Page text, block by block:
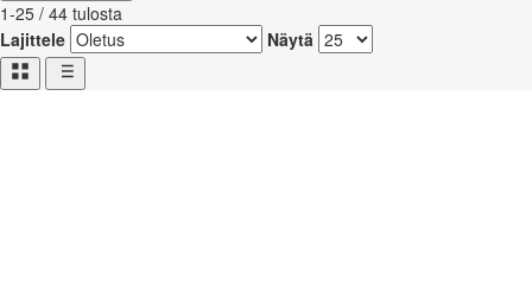
1-25 / 44 tulosta
Lajittele
Näytä